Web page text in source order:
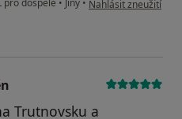
pro dospělé • Jiný • Nahlásit zneužití
Trutnovsku a